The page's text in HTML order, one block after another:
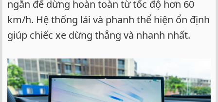
ngắn để dừng hoàn toàn từ tốc độ hơn 60
km/h. Hệ thống lái và phanh thể hiện ổn định
giúp chiếc xe dừng thẳng và nhanh nhất.